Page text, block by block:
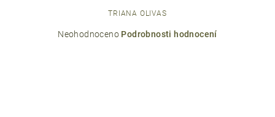
TRIANA OLIVAS
Průměrné
Neohodnoceno Podrobnosti hodnocení